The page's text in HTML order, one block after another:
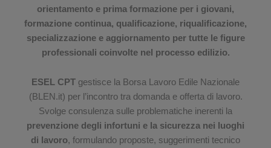
orientamento e prima formazione per i giovani,
formazione continua, qualificazione, riqualificazione,
specializzazione e aggiornamento per tutte le figure
professionali coinvolte nel processo edilizio.
ESEL CPT gestisce la Borsa Lavoro Edile Nazionale
(BLEN.it) per l’incontro tra domanda e offerta di lavoro.
Svolge consulenza sulle problematiche inerenti la
prevenzione degli infortuni e la sicurezza nei luoghi
di lavoro, formulando proposte, suggerimenti tecnico